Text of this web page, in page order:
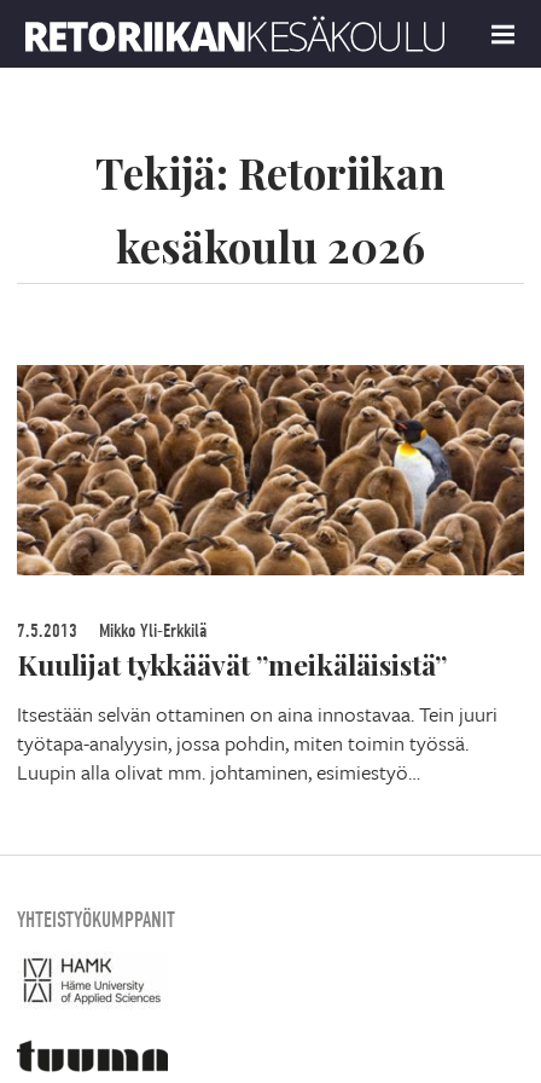
MENU
Tekijä: Retoriikan
kesäkoulu 2026
7.5.2013 Mikko Yli-Erkkilä
Kuulijat tykkäävät ”meikäläisistä”
Itsestään selvän ottaminen on aina innostavaa. Tein juuri
työtapa-analyysin, jossa pohdin, miten toimin työssä.
Luupin alla olivat mm. johtaminen, esimiestyö…
YHTEISTYÖKUMPPANIT